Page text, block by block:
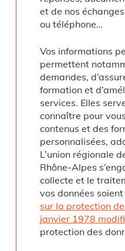
et de nos
ou téléphone…
Vos informations
permettent
demandes,
formation et
services. Elles
connaître pour
contenus et des
personnalisées,
L’union régionale
Rhône-Alpes
collecte et le
vos données
sur la protection
janvier 1978
protection des